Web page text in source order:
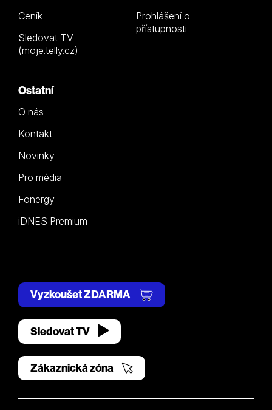
Ceník
Sledovat TV
(moje.telly.cz)
Prohlášení o
přístupnosti
Ostatní
O nás
Kontakt
Novinky
Pro média
Fonergy
iDNES Premium
Vyzkoušet ZDARMA
Sledovat TV
Zákaznická zóna